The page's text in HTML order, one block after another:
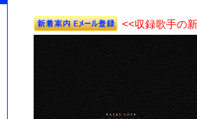
<<収録歌手の